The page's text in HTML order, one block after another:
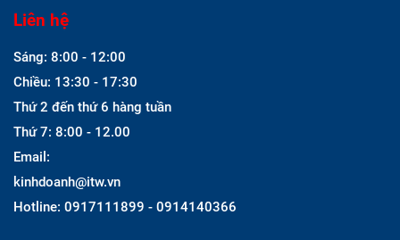
Liên hệ
Sáng: 8:00 - 12:00
Chiều: 13:30 - 17:30
Thứ 2 đến thứ 6 hàng tuần
Thứ 7: 8:00 - 12.00
Email:
kinhdoanh@itw.vn
Hotline: 0917111899 - 0914140366